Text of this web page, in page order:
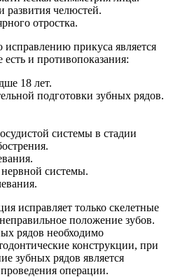
челюстей.
отростка.
прикуса является
и противопоказания:
18 лет.
подготовки зубных рядов.
системы в стадии
системы.
исправляет только скелетные
положение зубов.
рядов необходимо
конструкции, при
зубных рядов является
операции.